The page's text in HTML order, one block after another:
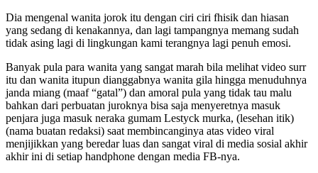
Dia mengenal wanita jorok itu dengan ciri ciri fhisik dan hiasan
yang sedang di kenakannya, dan lagi tampangnya memang sudah
tidak asing lagi di lingkungan kami terangnya lagi penuh emosi.
Banyak pula para wanita yang sangat marah bila melihat video surr
itu dan wanita itupun dianggabnya wanita gila hingga menuduhnya
janda miang (maaf “gatal”) dan amoral pula yang tidak tau malu
bahkan dari perbuatan juroknya bisa saja menyeretnya masuk
penjara juga masuk neraka gumam Lestyck murka, (lesehan itik)
(nama buatan redaksi) saat membincanginya atas video viral
menjijikkan yang beredar luas dan sangat viral di media sosial akhir
akhir ini di setiap handphone dengan media FB-nya.